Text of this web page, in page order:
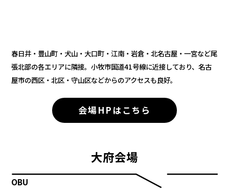
春日井・豊山町・犬山・大口町・江南・岩倉・北名古屋・一宮など尾
張北部の各エリアに隣接。小牧市国道41号線に近接しており、名古
屋市の西区・北区・守山区などからのアクセスも良好。
会場HPはこちら
大府会場
OBU